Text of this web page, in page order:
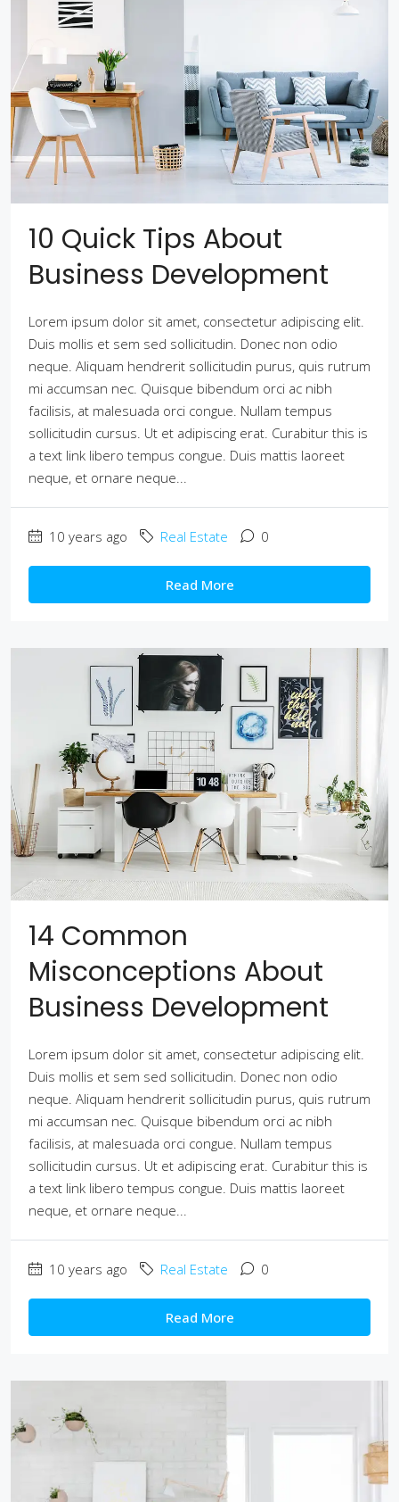
10 Quick Tips About
Business Development
Lorem ipsum dolor sit amet, consectetur adipiscing elit.
Duis mollis et sem sed sollicitudin. Donec non odio
neque. Aliquam hendrerit sollicitudin purus, quis rutrum
mi accumsan nec. Quisque bibendum orci ac nibh
facilisis, at malesuada orci congue. Nullam tempus
sollicitudin cursus. Ut et adipiscing erat. Curabitur this is
a text link libero tempus congue. Duis mattis laoreet
neque, et ornare neque...
10 years ago Real Estate 0
Read More
14 Common
Misconceptions About
Business Development
Lorem ipsum dolor sit amet, consectetur adipiscing elit.
Duis mollis et sem sed sollicitudin. Donec non odio
neque. Aliquam hendrerit sollicitudin purus, quis rutrum
mi accumsan nec. Quisque bibendum orci ac nibh
facilisis, at malesuada orci congue. Nullam tempus
sollicitudin cursus. Ut et adipiscing erat. Curabitur this is
a text link libero tempus congue. Duis mattis laoreet
neque, et ornare neque...
10 years ago Real Estate 0
Read More